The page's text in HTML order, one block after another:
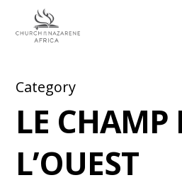
Hit enter to search or ESC
Category
LE CHAMP
L’OUEST